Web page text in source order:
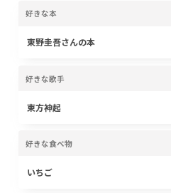
好きな本
東野圭吾さんの本
好きな歌手
東方神起
好きな食べ物
いちご